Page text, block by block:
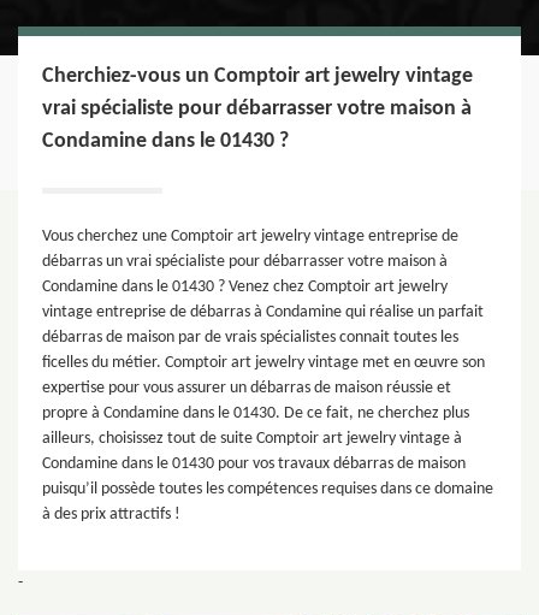
Cherchiez-vous un Comptoir art jewelry vintage
vrai spécialiste pour débarrasser votre maison à
Condamine dans le 01430 ?
Vous cherchez une Comptoir art jewelry vintage entreprise de
débarras un vrai spécialiste pour débarrasser votre maison à
Condamine dans le 01430 ? Venez chez Comptoir art jewelry
vintage entreprise de débarras à Condamine qui réalise un parfait
débarras de maison par de vrais spécialistes connait toutes les
ficelles du métier. Comptoir art jewelry vintage met en œuvre son
expertise pour vous assurer un débarras de maison réussie et
propre à Condamine dans le 01430. De ce fait, ne cherchez plus
ailleurs, choisissez tout de suite Comptoir art jewelry vintage à
Condamine dans le 01430 pour vos travaux débarras de maison
puisqu’il possède toutes les compétences requises dans ce domaine
à des prix attractifs !
-